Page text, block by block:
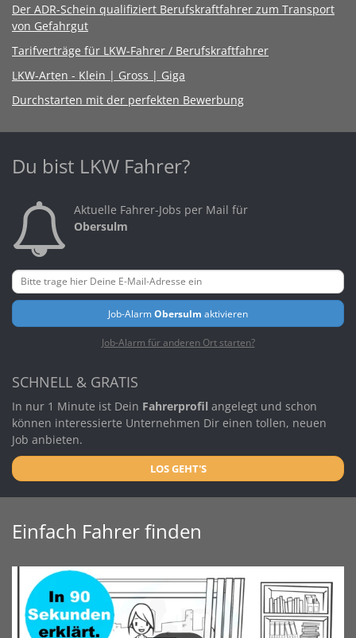
Der ADR-Schein qualifiziert Berufskraftfahrer zum Transport
von Gefahrgut
Tarifverträge für LKW-Fahrer / Berufskraftfahrer
LKW-Arten - Klein | Gross | Giga
Durchstarten mit der perfekten Bewerbung
Du bist LKW Fahrer?
Aktuelle Fahrer-Jobs per Mail für
Obersulm
Job-AlarmObersulm aktivieren
Job-Alarm für anderen Ort starten?
SCHNELL & GRATIS
In nur 1 Minute ist Dein Fahrerprofil angelegt und schon
können interessierte Unternehmen Dir einen tollen, neuen
Job anbieten.
LOS GEHT'S
Einfach Fahrer finden